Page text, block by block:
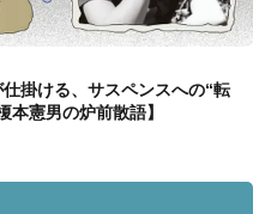
掛ける、サスペンスへの“転
憲男の炉前散語】